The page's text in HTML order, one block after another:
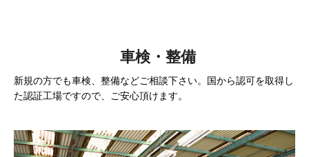
車検・整備
新規の方でも車検、整備などご相談下さい。国から認可を取得し
た認証工場ですので、ご安心頂けます。